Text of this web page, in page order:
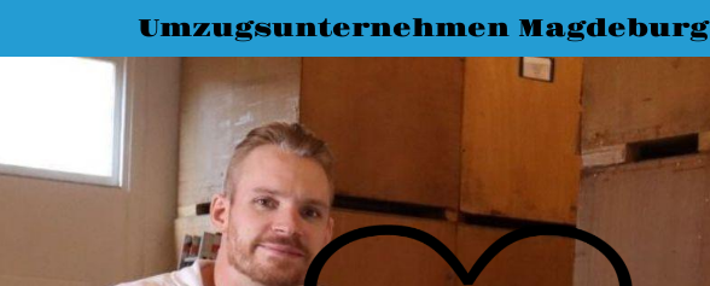
Umzugsunternehmen Magdeburg